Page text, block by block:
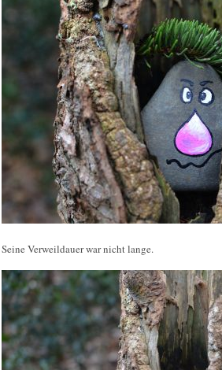
Seine Verweildauer war nicht lange.